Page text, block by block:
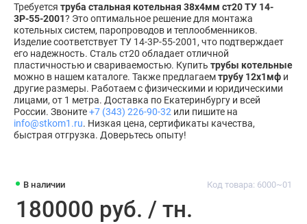
В наличии Код товара: 6000~01
180000 руб. / тн.
Требуется труба стальная котельная 38х4мм ст20 ТУ 14-
3Р-55-2001? Это оптимальное решение для монтажа
котельных систем, паропроводов и теплообменников.
Изделие соответствует ТУ 14-3Р-55-2001, что подтверждает
его надежность. Сталь ст20 обладает отличной
пластичностью и свариваемостью. Купить трубы котельные
можно в нашем каталоге. Также предлагаемтрубу 12х1мф и
другие размеры. Работаем с физическими и юридическими
лицами, от 1 метра. Доставка по Екатеринбургу и всей
России. Звоните+7 (343) 226-90-32 или пишите на
info@stkom1.ru. Низкая цена, сертификаты качества,
быстрая отгрузка. Доверьтесь опыту!